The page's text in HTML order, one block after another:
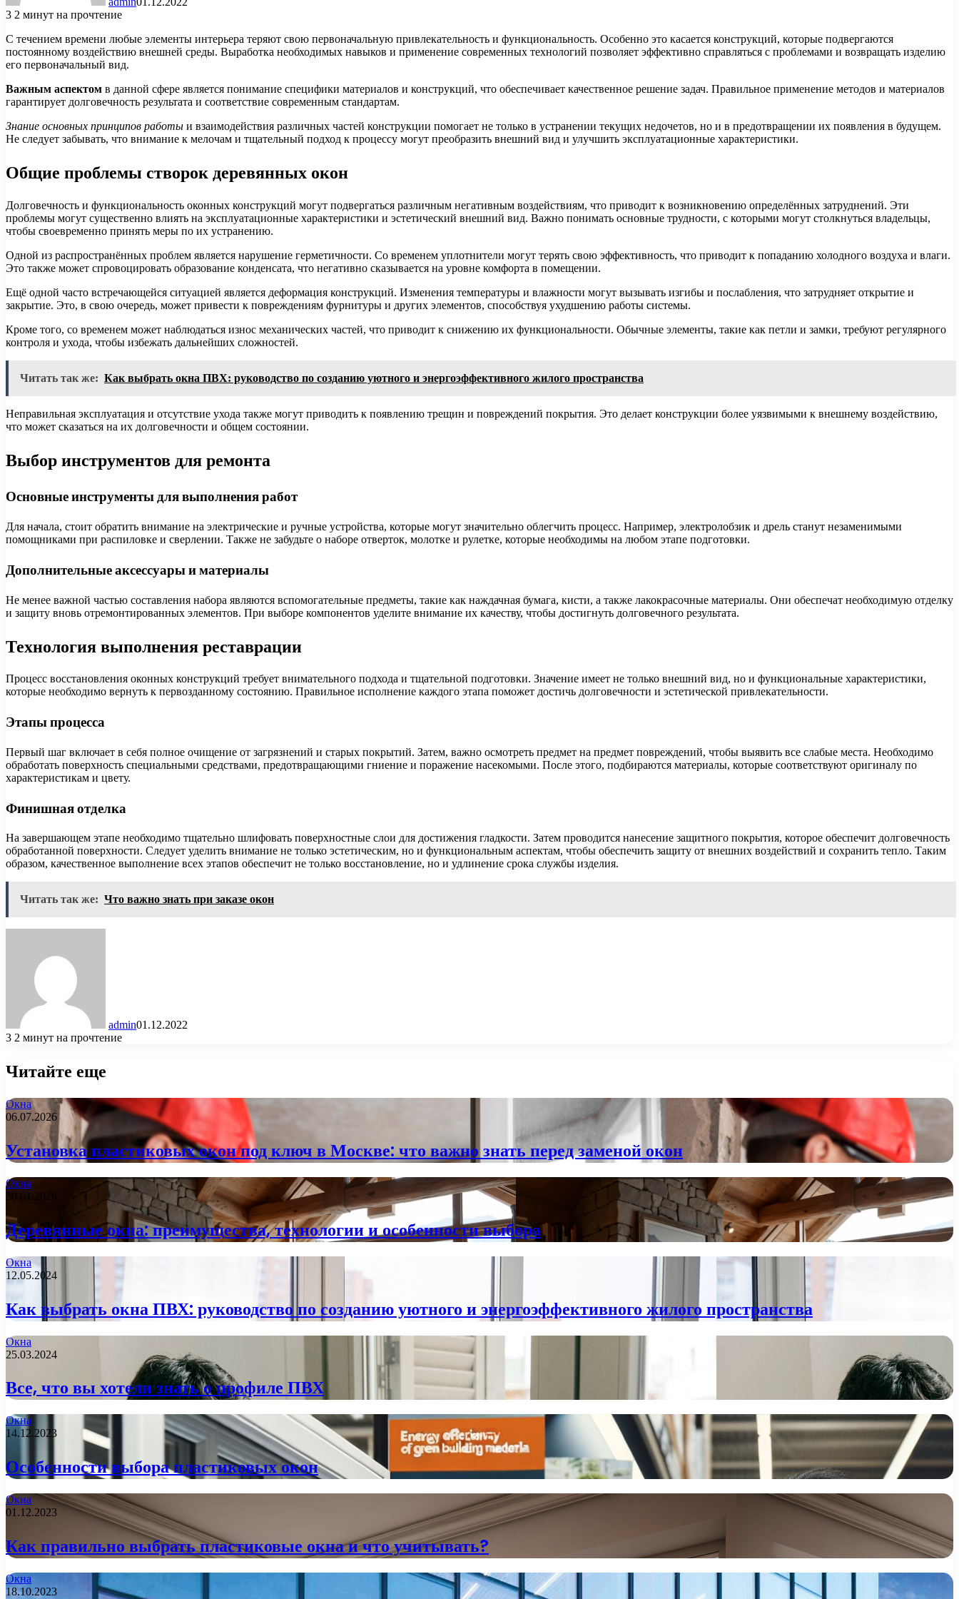
3 2 минут на прочтение
С течением времени любые элементы интерьера теряют свою первоначальную привлекательность и функциональность. Особенно это касается конструкций, которые подвергаются
постоянному воздействию внешней среды. Выработка необходимых навыков и применение современных технологий позволяет эффективно справляться с проблемами и возвращать изделию
его первоначальный вид.
Важным аспектом в данной сфере является понимание специфики материалов и конструкций, что обеспечивает качественное решение задач. Правильное применение методов и материалов
гарантирует долговечность результата и соответствие современным стандартам.
Знание основных принципов работы и взаимодействия различных частей конструкции помогает не только в устранении текущих недочетов, но и в предотвращении их появления в будущем.
Не следует забывать, что внимание к мелочам и тщательный подход к процессу могут преобразить внешний вид и улучшить эксплуатационные характеристики.
Общие проблемы створок деревянных окон
Долговечность и функциональность оконных конструкций могут подвергаться различным негативным воздействиям, что приводит к возникновению определённых затруднений. Эти
проблемы могут существенно влиять на эксплуатационные характеристики и эстетический внешний вид. Важно понимать основные трудности, с которыми могут столкнуться владельцы,
чтобы своевременно принять меры по их устранению.
Одной из распространённых проблем является нарушение герметичности. Со временем уплотнители могут терять свою эффективность, что приводит к попаданию холодного воздуха и влаги.
Это также может спровоцировать образование конденсата, что негативно сказывается на уровне комфорта в помещении.
Ещё одной часто встречающейся ситуацией является деформация конструкций. Изменения температуры и влажности могут вызывать изгибы и послабления, что затрудняет открытие и
закрытие. Это, в свою очередь, может привести к повреждениям фурнитуры и других элементов, способствуя ухудшению работы системы.
Кроме того, со временем может наблюдаться износ механических частей, что приводит к снижению их функциональности. Обычные элементы, такие как петли и замки, требуют регулярного
контроля и ухода, чтобы избежать дальнейших сложностей.
Читать так же: Как выбрать окна ПВХ: руководство по созданию уютного и энергоэффективного жилого пространства
Неправильная эксплуатация и отсутствие ухода также могут приводить к появлению трещин и повреждений покрытия. Это делает конструкции более уязвимыми к внешнему воздействию,
что может сказаться на их долговечности и общем состоянии.
Выбор инструментов для ремонта
Основные инструменты для выполнения работ
Для начала, стоит обратить внимание на электрические и ручные устройства, которые могут значительно облегчить процесс. Например, электролобзик и дрель станут незаменимыми
помощниками при распиловке и сверлении. Также не забудьте о наборе отверток, молотке и рулетке, которые необходимы на любом этапе подготовки.
Дополнительные аксессуары и материалы
Не менее важной частью составления набора являются вспомогательные предметы, такие как наждачная бумага, кисти, а также лакокрасочные материалы. Они обеспечат необходимую отделку
и защиту вновь отремонтированных элементов. При выборе компонентов уделите внимание их качеству, чтобы достигнуть долговечного результата.
Технология выполнения реставрации
Процесс восстановления оконных конструкций требует внимательного подхода и тщательной подготовки. Значение имеет не только внешний вид, но и функциональные характеристики,
которые необходимо вернуть к первозданному состоянию. Правильное исполнение каждого этапа поможет достичь долговечности и эстетической привлекательности.
Этапы процесса
Первый шаг включает в себя полное очищение от загрязнений и старых покрытий. Затем, важно осмотреть предмет на предмет повреждений, чтобы выявить все слабые места. Необходимо
обработать поверхность специальными средствами, предотвращающими гниение и поражение насекомыми. После этого, подбираются материалы, которые соответствуют оригиналу по
характеристикам и цвету.
Финишная отделка
На завершающем этапе необходимо тщательно шлифовать поверхностные слои для достижения гладкости. Затем проводится нанесение защитного покрытия, которое обеспечит долговечность
обработанной поверхности. Следует уделить внимание не только эстетическим, но и функциональным аспектам, чтобы обеспечить защиту от внешних воздействий и сохранить тепло. Таким
образом, качественное выполнение всех этапов обеспечит не только восстановление, но и удлинение срока службы изделия.
Читать так же: Что важно знать при заказе окон
admin01.12.2022
3 2 минут на прочтение
Читайте еще
Окна
06.07.2026
Установка пластиковых окон под ключ в Москве: что важно знать перед заменой окон
Окна
30.01.2026
Деревянные окна: преимущества, технологии и особенности выбора
Окна
12.05.2024
Как выбрать окна ПВХ: руководство по созданию уютного и энергоэффективного жилого пространства
Окна
25.03.2024
Все, что вы хотели знать о профиле ПВХ
Окна
14.12.2023
Особенности выбора пластиковых окон
Окна
01.12.2023
Как правильно выбрать пластиковые окна и что учитывать?
Окна
18.10.2023